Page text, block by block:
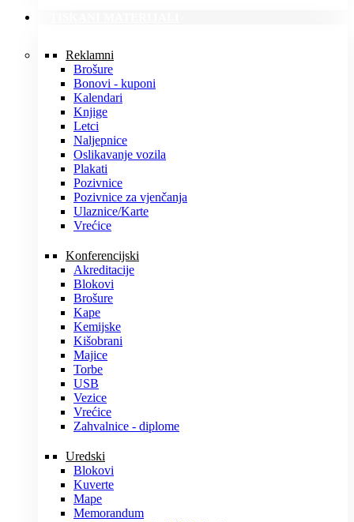
Reklamni
Brošure
Bonovi - kuponi
Kalendari
Knjige
Letci
Naljepnice
Oslikavanje vozila
Plakati
Pozivnice
Pozivnice za vjenčanja
Ulaznice/Karte
Vrećice
Konferencijski
Akreditacije
Blokovi
Brošure
Kape
Kemijske
Kišobrani
Majice
Torbe
USB
Vezice
Vrećice
Zahvalnice - diplome
Uredski
Blokovi
Kuverte
Mape
Memorandum